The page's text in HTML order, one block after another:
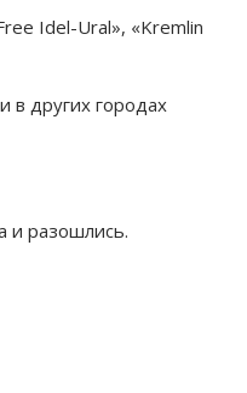
Idel-Ural», «Kremlin
в других городах
и разошлись.